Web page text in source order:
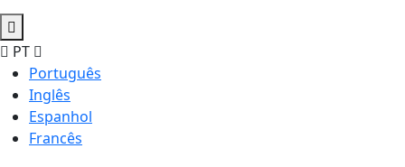
PT
Português
Inglês
Espanhol
Francês